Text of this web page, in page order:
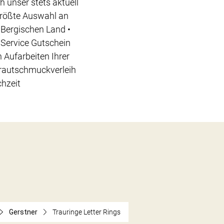
unser stets aktuell
Auswahl an
Land •
Gutschein
Aufarbeiten Ihrer
Gerstner Trauringe Letter Rings